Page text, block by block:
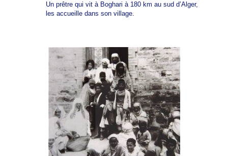
Un prêtre qui vit à Boghari à 180 km au sud d’Alger,
les accueille dans son village.